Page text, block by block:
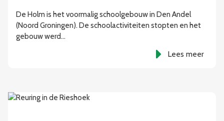
De Holm is het voormalig schoolgebouw in Den Andel
(Noord Groningen). De schoolactiviteiten stopten en het
gebouw werd…
Lees meer